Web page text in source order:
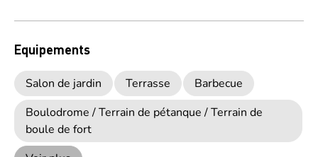
Equipements
Salon de jardin Terrasse
Barbecue
Boulodrome / Terrain de pétanque / Terrain de
boule de fort